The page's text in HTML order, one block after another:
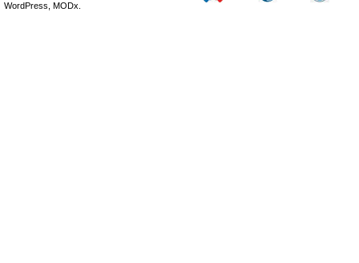
WordPress, MODx.